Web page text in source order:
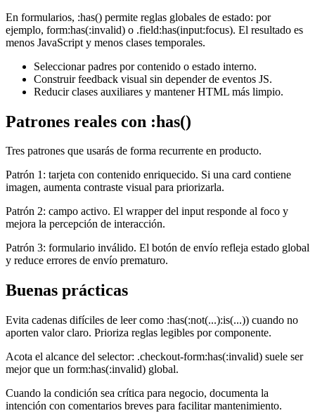
En formularios, :has() permite reglas globales de estado: por
ejemplo, form:has(:invalid) o .field:has(input:focus). El resultado es
menos JavaScript y menos clases temporales.
Seleccionar padres por contenido o estado interno.
Construir feedback visual sin depender de eventos JS.
Reducir clases auxiliares y mantener HTML más limpio.
Patrones reales con :has()
Tres patrones que usarás de forma recurrente en producto.
Patrón 1: tarjeta con contenido enriquecido. Si una card contiene
imagen, aumenta contraste visual para priorizarla.
Patrón 2: campo activo. El wrapper del input responde al foco y
mejora la percepción de interacción.
Patrón 3: formulario inválido. El botón de envío refleja estado global
y reduce errores de envío prematuro.
Buenas prácticas
Evita cadenas difíciles de leer como :has(:not(...):is(...)) cuando no
aporten valor claro. Prioriza reglas legibles por componente.
Acota el alcance del selector: .checkout-form:has(:invalid) suele ser
mejor que un form:has(:invalid) global.
Cuando la condición sea crítica para negocio, documenta la
intención con comentarios breves para facilitar mantenimiento.